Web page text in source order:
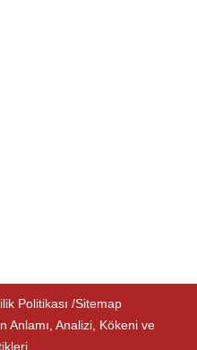
Politikası Sitemap
Anlamı, Analizi, Kökeni ve